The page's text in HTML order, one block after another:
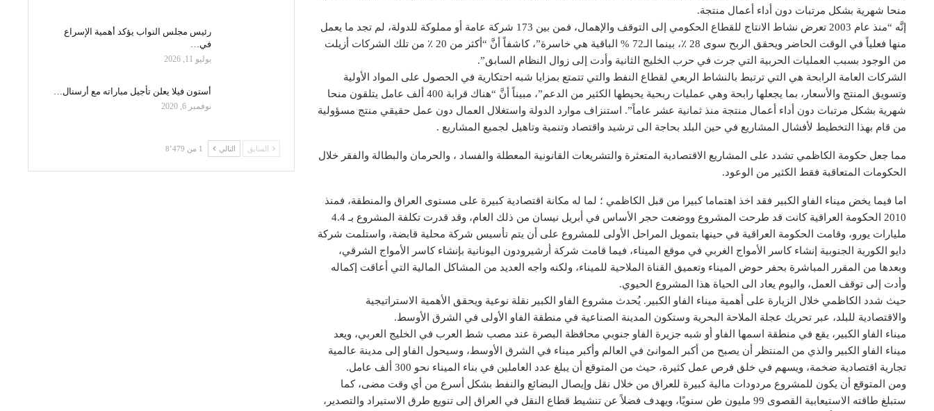
منحا شهرية بشكل مرتبات دون أداء أعمال منتجة.
إنَّه “منذ عام 2003 تعرض نشاط الانتاج للقطاع الحكومي إلى التوقف والإهمال، فمن بين 173 شركة عامة أو مملوكة للدولة، لم تجد ما يعمل
منها فعلياً في الوقت الحاضر ويحقق الربح سوى 28 ٪، بينما الـ72 % الباقية هي خاسرة”، كاشفاً أنَّ “أكثر من 20 ٪ من تلك الشركات أزيلت
من الوجود بسبب العمليات الحربية التي جرت في حرب الخليج الثانية وأدت إلى زوال النظام السابق”.
الشركات العامة الرابحة هي التي ترتبط بالنشاط الريعي لقطاع النفط والتي تتمتع بمزايا شبه احتكارية في الحصول على المواد الأولية
وتسويق المنتج والأسعار، بما يجعلها رابحة وهي عمليات ربحية يحيطها الكثير من الدعم”، مبيناً أنَّ “هناك قرابة 400 ألف عامل يتلقون منحا
شهرية بشكل مرتبات دون أداء أعمال منتجة منذ ثمانية عشر عاماً”. استنزاف موارد الدولة واستغلال العمال دون عمل حقيقي منتج مسؤولية
من قام بهذا التخطيط لأفشال المشاريع في حين البلد بحاجة الى ترشيد واقتصاد وتنمية وتاهيل لجميع المشاريع .
مما جعل حكومة الكاظمي تشدد على المشاريع الاقتصادية المتعثرة والتشريعات القانونية المعطلة والفساد ، والحرمان والبطالة والفقر خلال
الحكومات المتعاقبة فقط الكثير من الوعود.
اما فيما يخض ميناء الفاو الكبير فقد اخذ اهتماما كبيرا من قبل الكاظمي ؛ لما له مكانة اقتصادية كبيرة على مستوى العراق والمنطقة، فمنذ
2010 الحكومة العراقية كانت قد طرحت المشروع ووضعت حجر الأساس في أبريل نيسان من ذلك العام، وقد قدرت تكلفة المشروع بـ 4.4
مليارات يورو، وقامت الحكومة العراقية في حينها بتمويل المراحل الأولى للمشروع على أن يتم تأسيس شركة محلية قابضة، واستلمت شركة
دايو الكورية الجنوبية إنشاء كاسر الأمواج الغربي في موقع الميناء، فيما قامت شركة أرشيرودون اليونانية بإنشاء كاسر الأمواج الشرقي،
وبعدها من المقرر المباشرة بحفر حوض الميناء وتعميق القناة الملاحية للميناء، ولكنه واجه العديد من المشاكل المالية التي أعاقت إكماله
وأدت إلى توقف العمل، واليوم يعاد الى الحياة هذا المشروع الحيوي.
حيث شدد الكاظمي خلال الزيارة على أهمية ميناء الفاو الكبير. يُحدث مشروع الفاو الكبير نقلة نوعية ويحقق الأهمية الاستراتيجية
والاقتصادية للبلد، عبر تحريك عجلة الملاحة البحرية وستكون المدينة الصناعية في منطقة الفاو الأولى في الشرق الأوسط.
ميناء الفاو الكبير، يقع في منطقة اسمها الفاو أو شبه جزيرة الفاو جنوبي محافظة البصرة عند مصب شط العرب في الخليج العربي، ويعد
ميناء الفاو الكبير والذي من المنتظر أن يصبح من أكبر الموانئ في العالم وأكبر ميناء في الشرق الأوسط، وسيحول الفاو إلى مدينة عالمية
تجارية اقتصادية ضخمة، ويسهم في خلق فرص عمل كثيرة، حيث من المتوقع أن يبلغ عدد العاملين في بناء الميناء نحو 300 ألف عامل.
ومن المتوقع أن يكون للمشروع مردودات مالية كبيرة للعراق من خلال نقل وإيصال البضائع والنفط بشكل أسرع من أي وقت مضى، كما
ستبلغ طاقته الاستيعابية القصوى 99 مليون طن سنويًا، ويهدف فضلاً عن تنشيط قطاع النقل في العراق إلى تنويع طرق الاستيراد والتصدير،
رئيس مجلس النواب يؤكد أهمية الإسراع
في…
يوليو 11, 2026
أستون فيلا يعلن تأجيل مباراته مع أرسنال…
نوفمبر 6, 2020
السابق التالي 1 من 8٬479